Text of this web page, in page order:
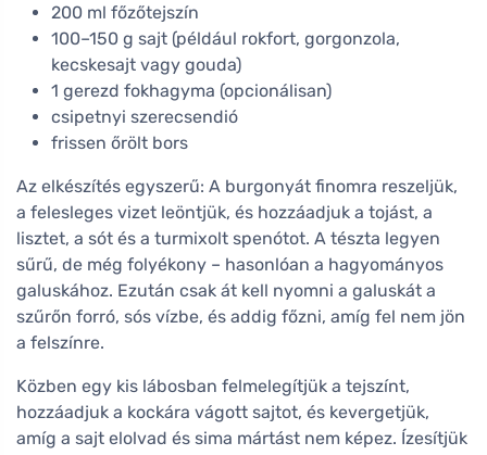
200 ml főzőtejszín
100–150 g sajt (például rokfort, gorgonzola,
kecskesajt vagy gouda)
1 gerezd fokhagyma (opcionálisan)
csipetnyi szerecsendió
frissen őrölt bors
Az elkészítés egyszerű: A burgonyát finomra reszeljük,
a felesleges vizet leöntjük, és hozzáadjuk a tojást, a
lisztet, a sót és a turmixolt spenótot. A tészta legyen
sűrű, de még folyékony – hasonlóan a hagyományos
galuskához. Ezután csak át kell nyomni a galuskát a
szűrőn forró, sós vízbe, és addig főzni, amíg fel nem jön
a felszínre.
Közben egy kis lábosban felmelegítjük a tejszínt,
hozzáadjuk a kockára vágott sajtot, és kevergetjük,
amíg a sajt elolvad és sima mártást nem képez. Ízesítjük